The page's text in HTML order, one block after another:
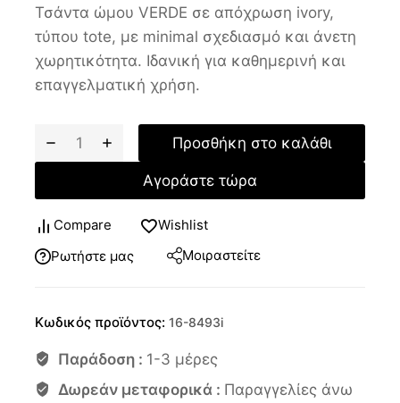
Τσάντα ώμου VERDE σε απόχρωση ivory,
τύπου tote, με minimal σχεδιασμό και άνετη
χωρητικότητα. Ιδανική για καθημερινή και
επαγγελματική χρήση.
Προσθήκη στο καλάθι
Αγοράστε τώρα
Compare
Wishlist
Ρωτήστε μας
Μοιραστείτε
Κωδικός προϊόντος: 16-8493i
Παράδοση : 1-3 μέρες
Δωρεάν μεταφορικά : Παραγγελίες άνω